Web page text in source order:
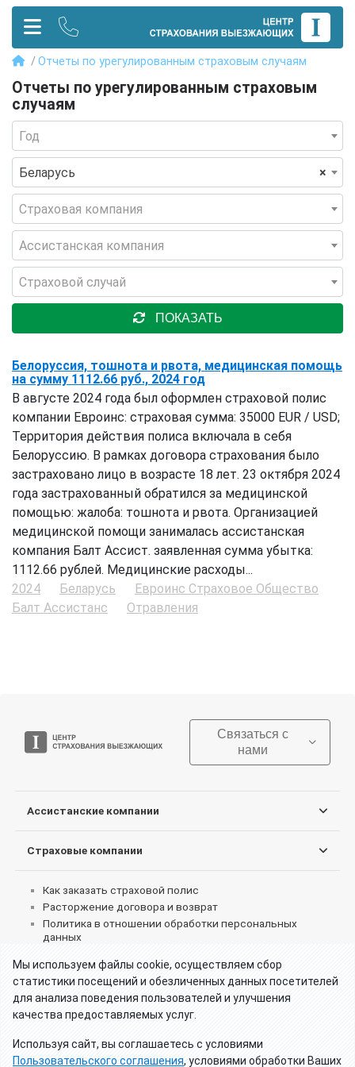
Отчеты по урегулированным страховым случаям
Отчеты по урегулированным страховым
случаям
Год
×
Беларусь
Страховая компания
Ассистанская компания
Страховой случай
ПОКАЗАТЬ
Белоруссия, тошнота и рвота, медицинская помощь
на сумму 1112.66 руб., 2024 год
В августе 2024 года был оформлен страховой полис
компании Евроинс: страховая сумма: 35000 EUR / USD;
Территория действия полиса включала в себя
Белоруссию. В рамках договора страхования было
застраховано лицо в возрасте 18 лет. 23 октября 2024
года застрахованный обратился за медицинской
помощью: жалоба: тошнота и рвота. Организацией
медицинской помощи занималась ассистанская
компания Балт Ассист. заявленная сумма убытка:
1112.66 рублей. Медицинские расходы...
2024
Беларусь
Евроинс Страховое Общество
Балт Ассистанс
Отравления
Связаться с
нами
Ассистанские компании
Страховые компании
Как заказать страховой полис
Расторжение договора и возврат
Политика в отношении обработки персональных
данных
Пользовательское соглашение об использовании
сервиса
Реквизиты партнеров
Что делать при страховом случае за границей
Отзывы клиентов о туристических страховках
Мы используем файлы cookie, осуществляем сбор
статистики посещений и обезличенных данных посетителей
для анализа поведения пользователей и улучшения
качества предоставляемых услуг.
Используя сайт, вы соглашаетесь с условиями
Пользовательского соглашения, условиями обработки Ваших